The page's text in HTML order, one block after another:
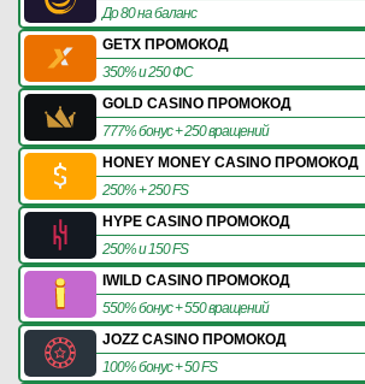
До 80 на баланс
GETX ПРОМОКОД
350% и 250 ФС
GOLD CASINO ПРОМОКОД
777% бонус + 250 вращений
HONEY MONEY CASINO ПРОМОКОД
250% + 250 FS
HYPE CASINO ПРОМОКОД
250% и 150 FS
IWILD CASINO ПРОМОКОД
550% бонус + 550 вращений
JOZZ CASINO ПРОМОКОД
100% бонус + 50 FS